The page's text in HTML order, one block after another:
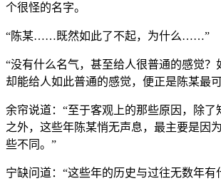
个很怪的名字。
“陈某……既然如此了不起，为什么……”
“没有什么名气，甚至给人很普通的感觉？
却能给人如此普通的感觉，便正是陈某最
余帘说道：“至于客观上的那些原因，除了
之外，这些年陈某悄无声息，最主要是因
些不同。”
宁缺问道：“这些年的历史与过往无数年有